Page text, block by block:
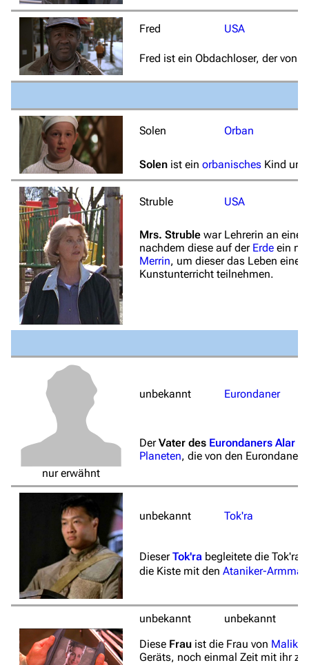
Fred USA
Fred ist ein Obdachloser, der von
Solen Orban
Solen ist ein orbanisches Kind
Struble USA
Mrs. Struble war Lehrerin an
nachdem diese auf der Erde ein
Merrin, um dieser das Leben
Kunstunterricht teilnehmen.
nur erwähnt
unbekannt Eurondaner
DerVater des Eurondaners Alar
Planeten, die von den
unbekannt Tok'ra
DieserTok'ra begleitete die
die Kiste mit den Ataniker-
unbekannt
unbekannt
Diese Frau ist die Frau von Malikai
Geräts, noch einmal Zeit mit ihr